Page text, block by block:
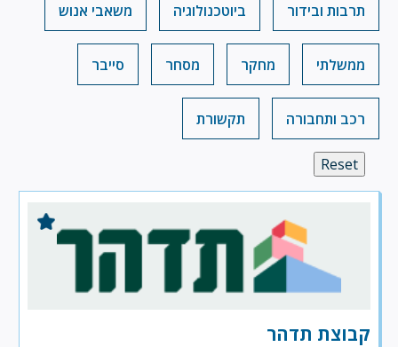
תרבות ובידור ביוטכנולוגיה משאבי אנוש
ממשלתי מחקר מסחר סייבר
רכב ותחבורה תקשורת
קבוצת תדהר